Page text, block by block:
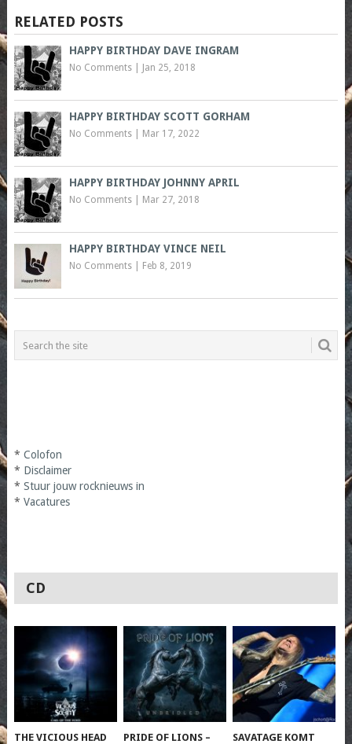
RELATED POSTS
HAPPY BIRTHDAY DAVE INGRAM
No Comments| Jan 25, 2018
HAPPY BIRTHDAY SCOTT GORHAM
No Comments| Mar 17, 2022
HAPPY BIRTHDAY JOHNNY APRIL
No Comments| Mar 27, 2018
HAPPY BIRTHDAY VINCE NEIL
No Comments| Feb 8, 2019
* Colofon
* Disclaimer
* Stuur jouw rocknieuws in
* Vacatures
CD
THE VICIOUS HEAD PRIDE OF LIONS – SAVATAGE KOMT